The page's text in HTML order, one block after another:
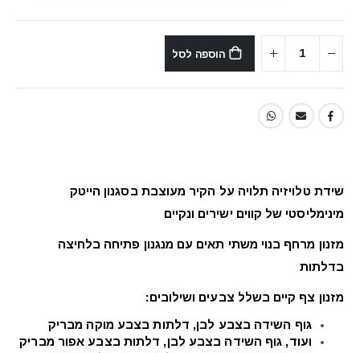
הוספה לסל
שידת טלויזיה תלויה על הקיר מעוצבת בסגנון הייטק
מינימליסטי של קווים ישירים ונקיים
מזנון מרחף בנוי משתי תאים עם מנגנון פתיחה בלחיצה
בדלתות
מזנון צף קיים בשלל צבעים ושילובים:
גוף השידה בצבע לבן, דלתות בצבע מוקה מבריק
ועוד, גוף השידה בצבע לבן, דלתות בצבע אפור מבריק